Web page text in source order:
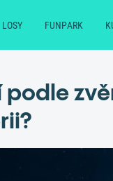
LOSY FUNPARK
podle